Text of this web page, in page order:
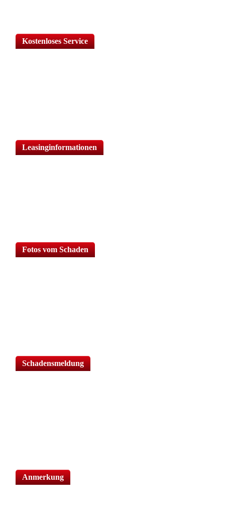
Kostenloses Service
Leasinginformationen
Fotos vom Schaden
Schadensmeldung
Anmerkung